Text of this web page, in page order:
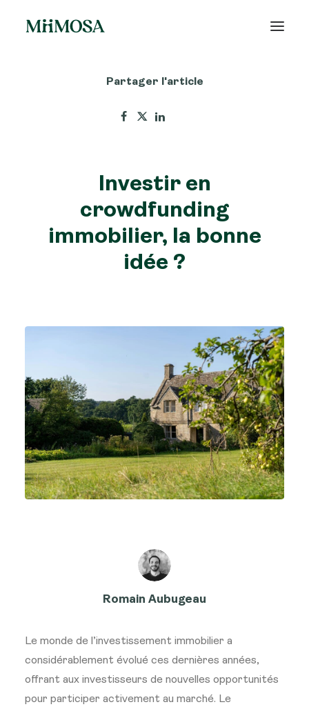
Découvrir MiiMOSA
Partager l'article
Investir en
crowdfunding
immobilier, la bonne
idée ?
Romain Aubugeau
Le monde de l’investissement immobilier a
considérablement évolué ces dernières années,
offrant aux investisseurs de nouvelles opportunités
pour participer activement au marché. Le